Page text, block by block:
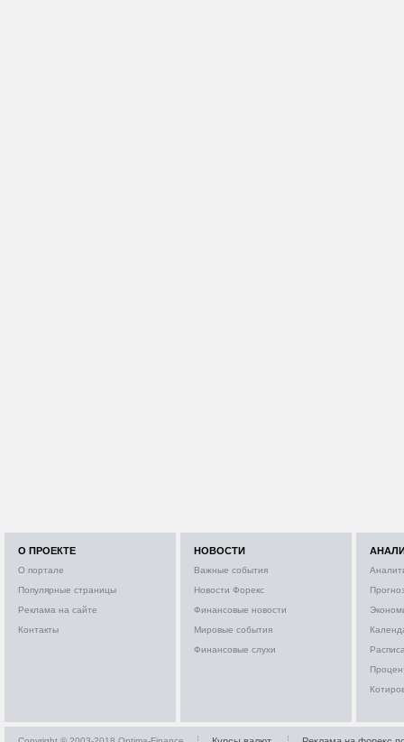
О ПРОЕКТЕ
О портале
Популярные страницы
Реклама на сайте
Контакты
НОВОСТИ
Важные события
Новости Форекс
Финансовые новости
Мировые события
Финансовые слухи